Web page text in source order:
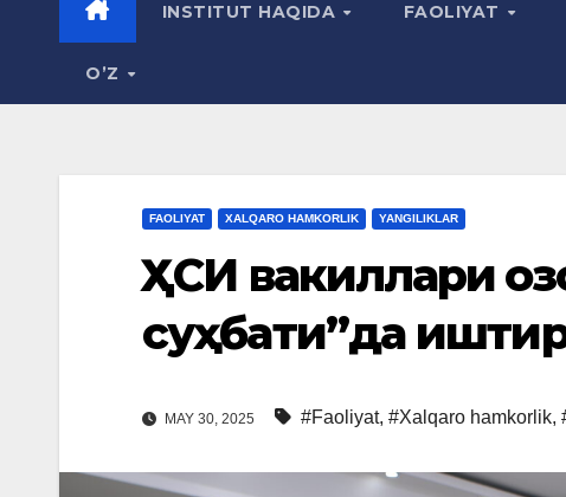
INSTITUT HAQIDA FAOLIYAT
O’Z
FAOLIYAT XALQARO HAMKORLIK YANGILIKLAR
ҚҲСИ вакиллари
суҳбати”да
MAY 30, 2025 #Faoliyat, #Xalqaro hamkorlik,